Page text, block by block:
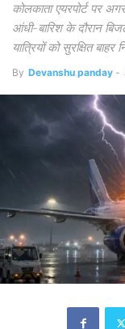
कोलकाता एयरपोर्ट पर
आंधी-बारिश के दौरान
यात्रियों को सुरक्षित बाहर
By Devanshu panday -